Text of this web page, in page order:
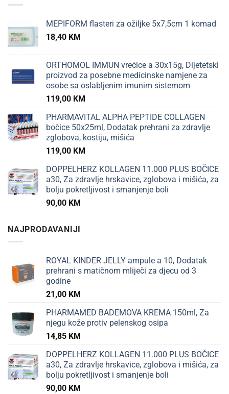
MEPIFORM flasteri za ožiljke 5x7,5cm 1 komad
18,40 KM
ORTHOMOL IMMUN vrećice a 30x15g, Dijetetski
proizvod za posebne medicinske namjene za
osobe sa oslabljenim imunim sistemom
119,00 KM
PHARMAVITAL ALPHA PEPTIDE COLLAGEN
bočice 50x25ml, Dodatak prehrani za zdravlje
zglobova, kostiju, mišića
119,00 KM
DOPPELHERZ KOLLAGEN 11.000 PLUS BOČICE
a30, Za zdravlje hrskavice, zglobova i mišića, za
bolju pokretljivost i smanjenje boli
90,00 KM
NAJPRODAVANIJI
ROYAL KINDER JELLY ampule a 10, Dodatak
prehrani s matičnom mliječi za djecu od 3
godine
21,00 KM
PHARMAMED BADEMOVA KREMA 150ml, Za
njegu kože protiv pelenskog osipa
14,85 KM
DOPPELHERZ KOLLAGEN 11.000 PLUS BOČICE
a30, Za zdravlje hrskavice, zglobova i mišića, za
bolju pokretljivost i smanjenje boli
90,00 KM